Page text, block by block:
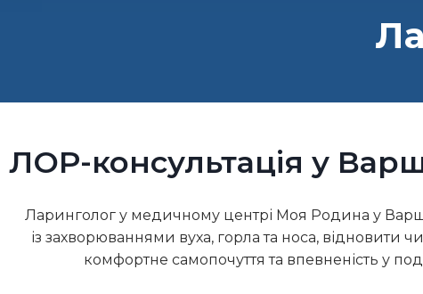
ЛОР-консультація у
Ларинголог у медичному центрі Моя Родина у
із захворюваннями вуха, горла та носа, відновити
комфортне самопочуття та впевненість у